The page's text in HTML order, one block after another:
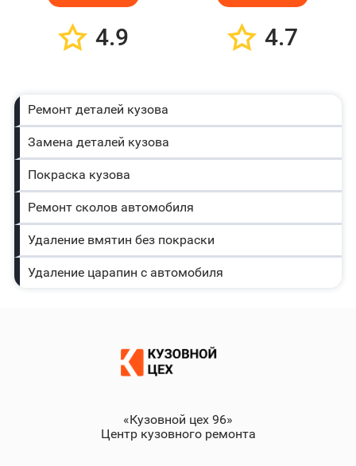
4.9 4.7
Ремонт деталей кузова
Замена деталей кузова
Покраска кузова
Ремонт сколов автомобиля
Удаление вмятин без покраски
Удаление царапин с автомобиля
«Кузовной цех 96»
Центр кузовного ремонта